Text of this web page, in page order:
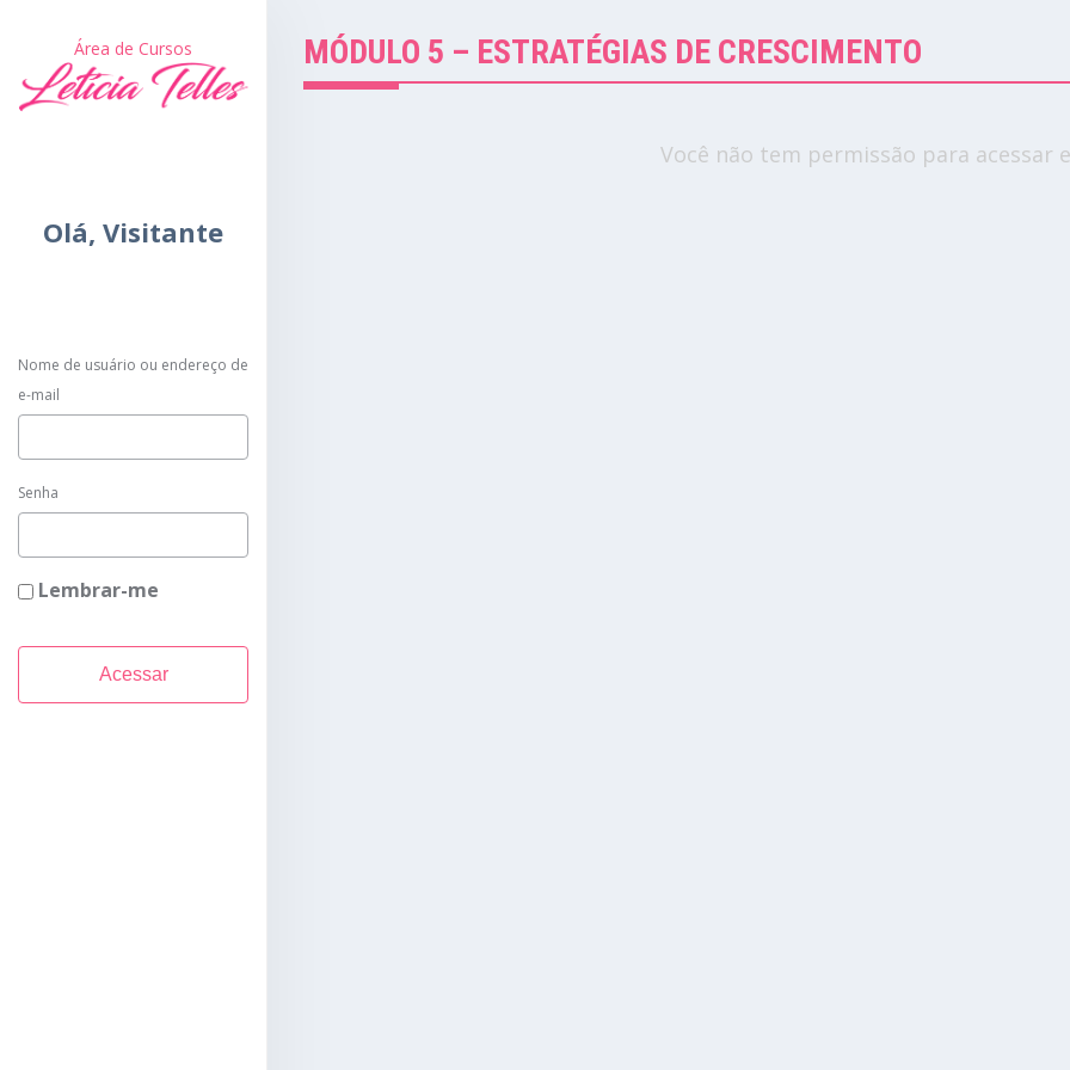
Área de Cursos
Olá, Visitante
Nome de usuário ou endereço de
e-mail
Senha
Lembrar-me
MÓDULO 5 – ESTRATÉGIAS DE CRESCIMENTO
Você não tem permissão para acessar